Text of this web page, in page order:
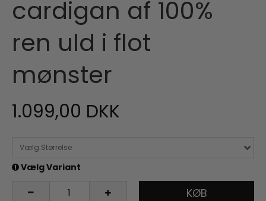
cardigan af 100%
ren uld i flot
mønster
1.099,00 DKK
Vælg Størrelse
Vælg Variant
KØB